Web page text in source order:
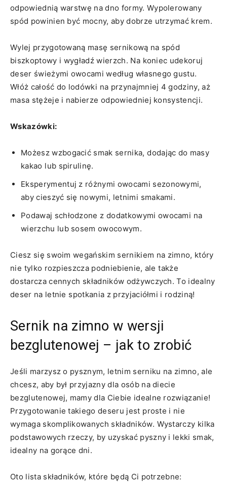
odpowiednią warstwę na dno​ formy. Wypolerowany
spód powinien ​być‌ mocny, aby dobrze utrzymać krem.
Wylej przygotowaną masę sernikową ‌na spód
biszkoptowy i⁣ wygładź wierzch. Na ⁣koniec udekoruj
deser świeżymi owocami według własnego gustu.
Włóż całość do lodówki⁣ na​ przynajmniej 4 godziny, aż
masa stężeje i nabierze ⁤odpowiedniej konsystencji.
Wskazówki:
Możesz wzbogacić smak sernika,⁣ dodając do masy
kakao ⁤lub spirulinę.
Eksperymentuj ‌z różnymi owocami sezonowymi,‌
aby‌ cieszyć się nowymi, letnimi⁣ smakami.
Podawaj schłodzone⁢ z​ dodatkowymi owocami ⁢na‌
wierzchu‍ lub sosem owocowym.
Ciesz się swoim wegańskim​ sernikiem⁤ na zimno, który​
nie⁣ tylko rozpieszcza ‍podniebienie, ale⁤ także
dostarcza ​cennych ⁢składników odżywczych. To idealny
deser na letnie⁤ spotkania z przyjaciółmi i rodziną!
Sernik na zimno w wersji
bezglutenowej – jak to zrobić
Jeśli marzysz o pysznym, ‌letnim serniku‌ na ⁣zimno, ale
chcesz, aby był przyjazny​ dla osób na diecie
‍bezglutenowej, mamy dla‌ Ciebie‍ idealne rozwiązanie!
Przygotowanie takiego deseru jest⁣ proste i nie
wymaga skomplikowanych składników.⁤ Wystarczy ⁤kilka
‍podstawowych rzeczy, by‌ uzyskać pyszny i lekki‍ smak,
idealny na gorące dni.
Oto lista składników,​ które będą Ci potrzebne: